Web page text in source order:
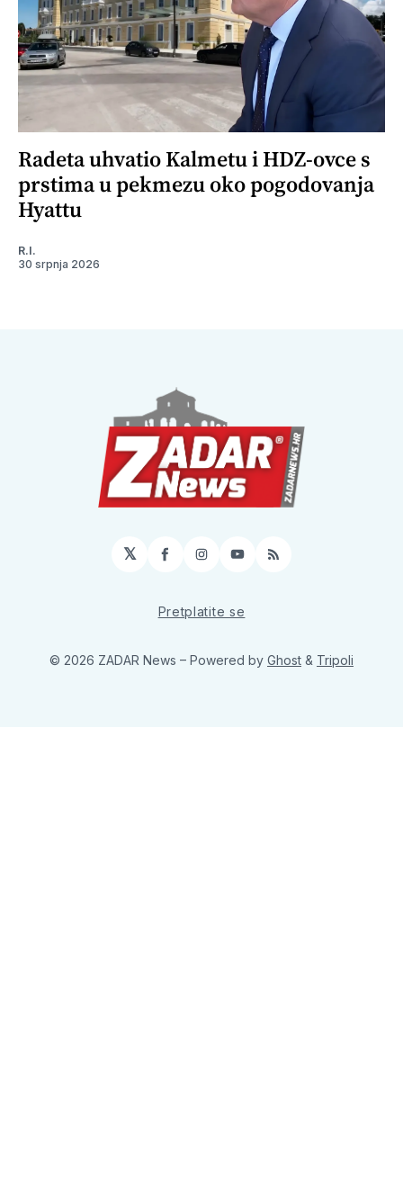
Radeta uhvatio Kalmetu i HDZ-ovce s
prstima u pekmezu oko pogodovanja
Hyattu
R.I.
30 srpnja 2026
𝕏 Facebook
Instagram
YouTube
RSS
Pretplatite se
© 2026 ZADAR News – Powered by Ghost & Tripoli